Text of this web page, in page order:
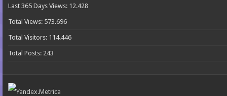
Last 365 Days Views: 12.428
Total Views: 573.696
Total Visitors: 114.446
Total Posts: 243